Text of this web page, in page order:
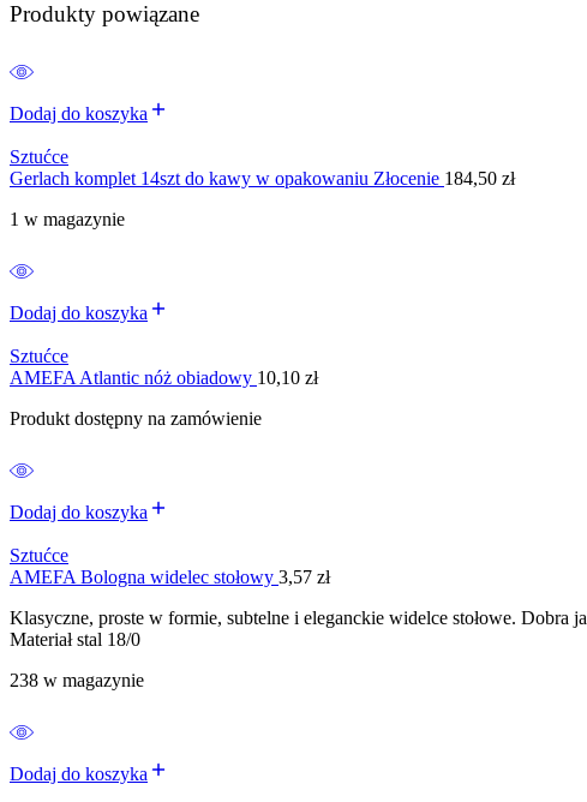
Produkty powiązane
Dodaj do koszyka
Sztućce
Gerlach komplet 14szt do kawy w opakowaniu Złocenie 184,50 zł
1 w magazynie
Dodaj do koszyka
Sztućce
AMEFA Atlantic nóż obiadowy 10,10 zł
Produkt dostępny na zamówienie
Dodaj do koszyka
Sztućce
AMEFA Bologna widelec stołowy 3,57 zł
Klasyczne, proste w formie, subtelne i eleganckie widelce stołowe.
Materiał stal 18/0
238 w magazynie
Dodaj do koszyka